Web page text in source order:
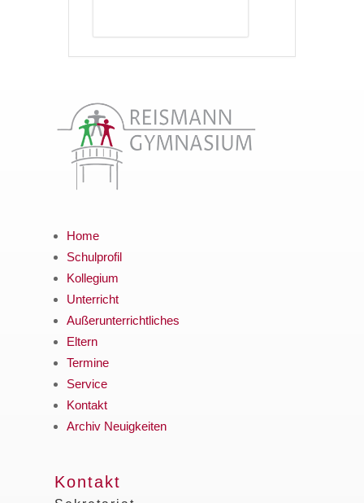
Home
Schulprofil
Kollegium
Unterricht
Außerunterrichtliches
Eltern
Termine
Service
Kontakt
Archiv Neuigkeiten
Kontakt